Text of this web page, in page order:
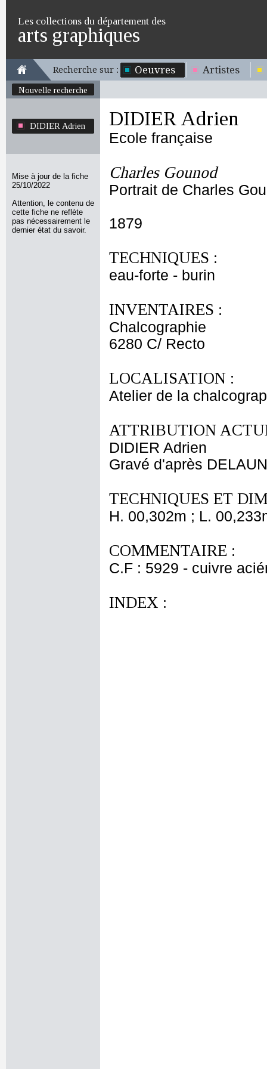
Les collections du département des
arts graphiques
Recherche sur : Oeuvres Artistes
Nouvelle recherche
DIDIER Adrien
Mise à jour de la fiche
25/10/2022
Attention, le contenu de
cette fiche ne reflète
pas nécessairement le
dernier état du savoir.
DIDIER Adrien
Ecole française
Charles Gounod
Portrait de Charles
1879
TECHNIQUES :
eau-forte - burin
INVENTAIRES :
Chalcographie
6280 C/ Recto
LOCALISATION :
Atelier de la
ATTRIBUTION
DIDIER Adrien
Gravé d'après
TECHNIQUES ET
H. 00,302m ; L.
COMMENTAIRE :
C.F : 5929 - cuivre
INDEX :